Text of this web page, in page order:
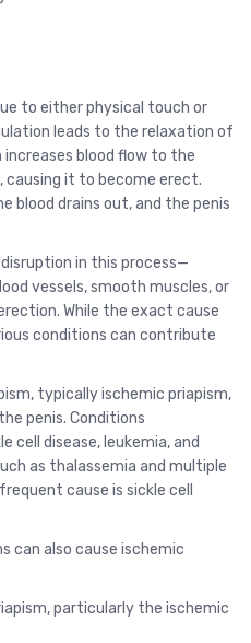
to either physical touch or
leads to the relaxation of
blood flow to the
causing it to become erect.
blood drains out, and the penis
disruption in this process—
vessels, smooth muscles, or
While the exact cause
conditions can contribute
typically ischemic priapism,
penis. Conditions
cell disease, leukemia, and
as thalassemia and multiple
cause is sickle cell
can also cause ischemic
particularly the ischemic